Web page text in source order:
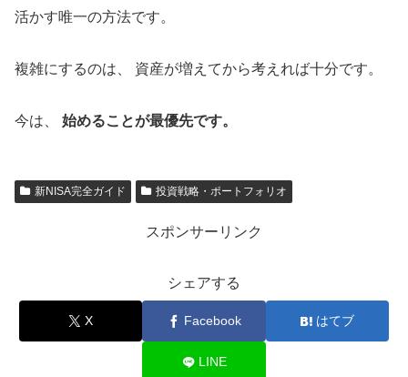
活かす唯一の方法です。
複雑にするのは、 資産が増えてから考えれば十分です。
今は、 始めることが最優先です。
新NISA完全ガイド 投資戦略・ポートフォリオ
スポンサーリンク
シェアする
X Facebook はてブ
LINE